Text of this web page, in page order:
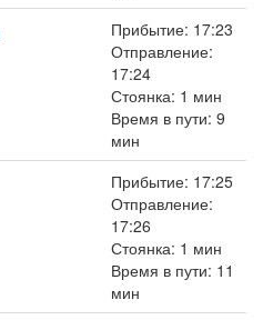
Прибытие: 17:23
Отправление:
17:24
Стоянка: 1 мин
Время в пути: 9
мин
Прибытие: 17:25
Отправление:
17:26
Стоянка: 1 мин
Время в пути: 11
мин